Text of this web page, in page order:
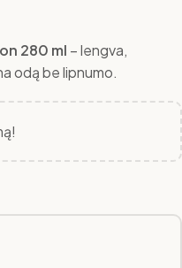
280 ml – lengva,
odą be lipnumo.